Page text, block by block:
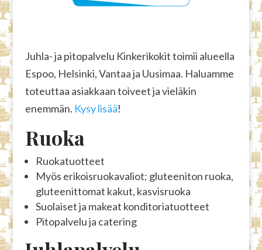
Juhla- ja pitopalvelu Kinkerikokit toimii alueella
Espoo, Helsinki, Vantaa ja Uusimaa. Haluamme
toteuttaa asiakkaan toiveet ja vieläkin
enemmän. Kysy lisää!
Ruoka
Ruokatuotteet
Myös erikoisruokavaliot; gluteeniton ruoka,
gluteenittomat kakut, kasvisruoka
Suolaiset ja makeat konditoriatuotteet
Pitopalvelu ja catering